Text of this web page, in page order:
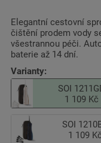
Elegantní cestovní
čištění prodem vody
všestrannou péči.
baterie až 14 dní.
Varianty:
SOI
1 109 Kč
SOI
1 109 Kč